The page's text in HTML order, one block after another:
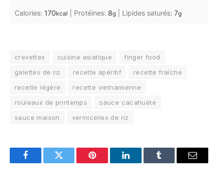
Calories: 170kcal Protéines: 8g Lipides saturés: 7g
crevettes cuisine asiatique
finger food
galettes de riz
recette apéritif
recette fraîche
recette légère
recette vietnamienne
rouleaux de printemps
sauce cacahuète
sauce maison
vermicelles de riz
FacebookTwitter Pinterest LinkedInTumblr Email